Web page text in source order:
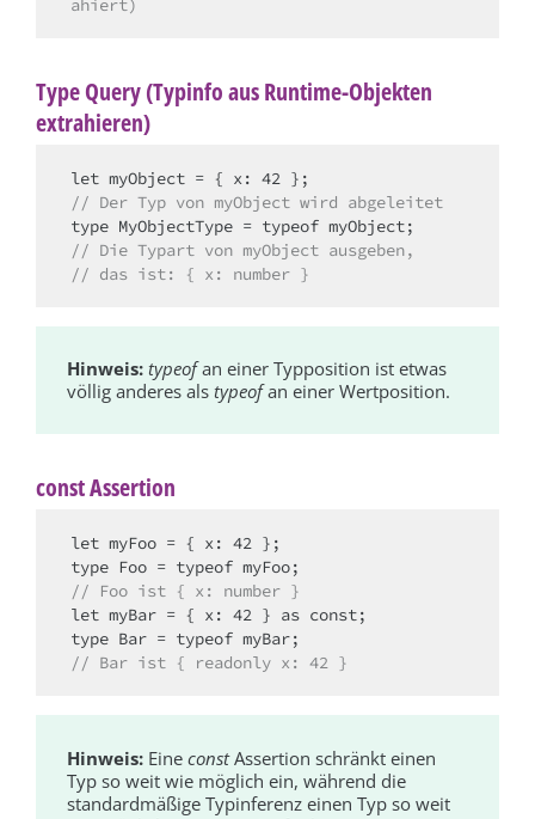
ahiert)
Type Query (Typinfo aus Runtime-Objekten
extrahieren)
// Der Typ von myObject wird abgeleitet
// Die Typart von myObject ausgeben,
// das ist: { x: number }
Hinweis: typeofan einer Typposition ist etwas
völlig anderes alstypeofan einer Wertposition.
const Assertion
let myFoo = { x: 42 };
// Foo ist { x: number }
let myBar = { x: 42 } as const;
// Bar ist { readonly x: 42 }
Hinweis: EineconstAssertion schränkt einen
Typ so weit wie möglich ein, während die
standardmäßige Typinferenz einen Typ so weit